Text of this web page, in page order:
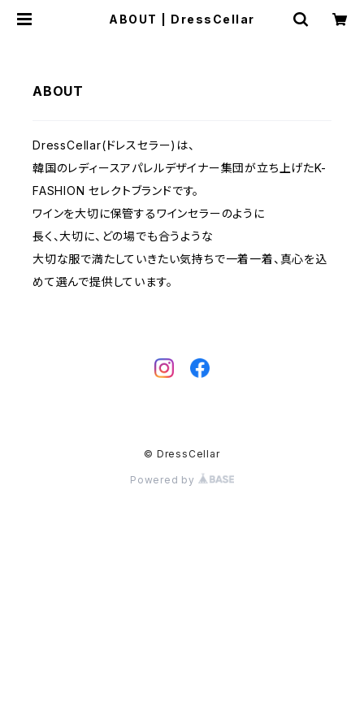
ABOUT | DressCellar
ABOUT
DressCellar(ドレスセラー)は、
韓国のレディースアパレルデザイナー集団が立ち上げたK-
FASHION セレクトブランドです。
ワインを大切に保管するワインセラーのように
長く、大切に、どの場でも合うような
大切な服で満たしていきたい気持ちで一着一着、真心を込
めて選んで提供しています。
© DressCellar
Powered by